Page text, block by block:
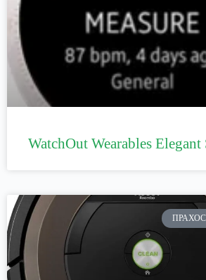
WatchOut Wearables